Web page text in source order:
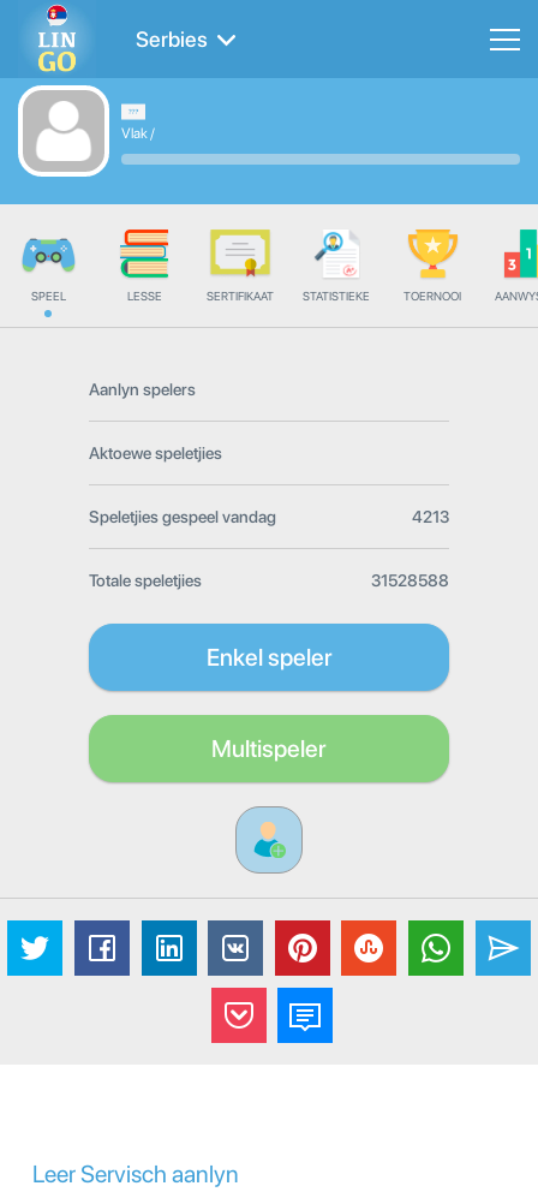
Serbies
Vlak/
SPEEL LESSE SERTIFIKAAT STATISTIEKE TOERNOOI
Aanlyn spelers
Aktoewe speletjies
Speletjies gespeel vandag 4213
Totale speletjies 31528588
Enkel speler
Multispeler
Leer Servisch aanlyn